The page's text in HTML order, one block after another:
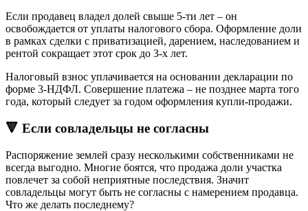
Если продавец владел долей свыше 5-ти лет – он
освобождается от уплаты налогового сбора. Оформление доли
в рамках сделки с приватизацией, дарением, наследованием и
рентой сокращает этот срок до 3-х лет.
Налоговый взнос уплачивается на основании декларации по
форме 3-НДФЛ. Совершение платежа – не позднее марта того
года, который следует за годом оформления купли-продажи.
🔻 Если совладельцы не согласны
Распоряжение землей сразу несколькими собственниками не
всегда выгодно. Многие боятся, что продажа доли участка
повлечет за собой неприятные последствия. Значит
совладельцы могут быть не согласны с намерением продавца.
Что же делать последнему?